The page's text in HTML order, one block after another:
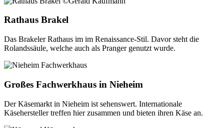
Rathaus Brakel
Das Brakeler Rathaus im im Renaissance-Stil. Davor steht die
Rolandssäule, welche auch als Pranger genutzt wurde.
Großes Fachwerkhaus in Nieheim
Der Käsemarkt in Nieheim ist sehenswert. Internationale
Käsehersteller treffen hier zusammen und bieten ihren Käse an.